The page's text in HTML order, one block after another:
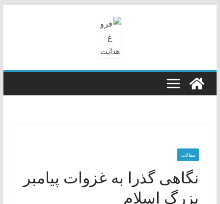
مقالات
نگاهی گذرا به غزوات پیامبر
بزرگ اسلام